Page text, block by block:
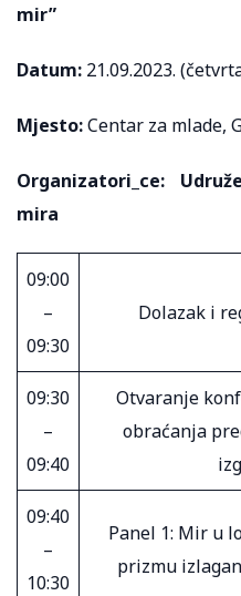
mir”
Datum: 21.09.2023.
Mjesto:Centar za mlade,
Organizatori_ce:
mira
09:00
–
09:30
Dolazak i
09:30
–
09:40
Otvaranje
obraćanja
09:40
–
10:30
Panel 1: Mir u
prizmu